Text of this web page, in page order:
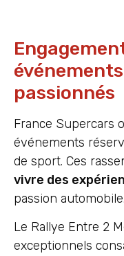
passionnés
France Supercars
événements
de sport. Ces
vivre des
passion automobile.
Le Rallye Entre 2
exceptionnels